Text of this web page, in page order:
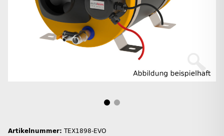
Artikelnummer: TEX1898-EVO